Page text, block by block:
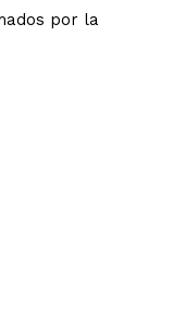
por la